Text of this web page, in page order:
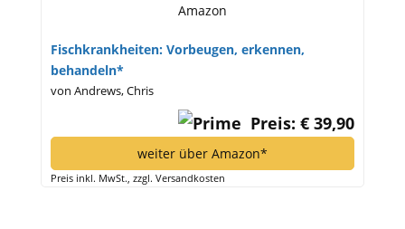
Amazon
Fischkrankheiten: Vorbeugen, erkennen,
behandeln*
von Andrews, Chris
Preis: € 39,90
weiter über Amazon*
Preis inkl. MwSt., zzgl. Versandkosten